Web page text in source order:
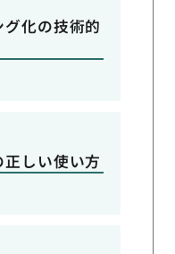
化の技術的
しい使い方